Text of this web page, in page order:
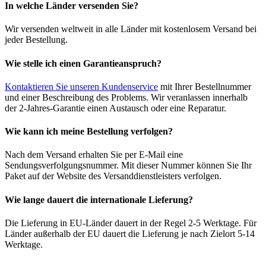
In welche Länder versenden Sie?
Wir versenden weltweit in alle Länder mit kostenlosem Versand bei
jeder Bestellung.
Wie stelle ich einen Garantieanspruch?
Kontaktieren Sie unseren Kundenservice mit Ihrer Bestellnummer
und einer Beschreibung des Problems. Wir veranlassen innerhalb
der 2-Jahres-Garantie einen Austausch oder eine Reparatur.
Wie kann ich meine Bestellung verfolgen?
Nach dem Versand erhalten Sie per E-Mail eine
Sendungsverfolgungsnummer. Mit dieser Nummer können Sie Ihr
Paket auf der Website des Versanddienstleisters verfolgen.
Wie lange dauert die internationale Lieferung?
Die Lieferung in EU-Länder dauert in der Regel 2-5 Werktage. Für
Länder außerhalb der EU dauert die Lieferung je nach Zielort 5-14
Werktage.